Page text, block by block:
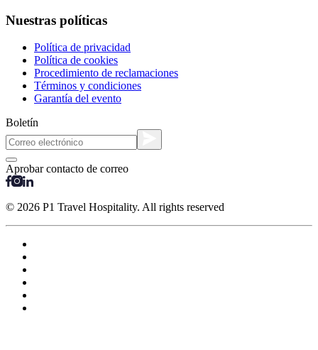
Nuestras políticas
Política de privacidad
Política de cookies
Procedimiento de reclamaciones
Términos y condiciones
Garantía del evento
Boletín
Aprobar contacto de correo
© 2026 P1 Travel Hospitality. All rights reserved